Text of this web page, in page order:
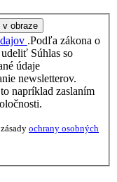
obraze
.Podľa zákona o
Súhlas so
údaje
newsletterov.
napríklad zaslaním
ochrany osobných